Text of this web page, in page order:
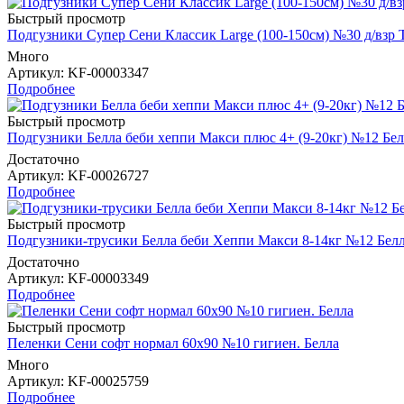
Быстрый просмотр
Подгузники Супер Сени Классик Large (100-150см) №30 д/
Много
Артикул: KF-00003347
Подробнее
Быстрый просмотр
Подгузники Белла беби хеппи Макси плюс 4+ (9-20кг) №12
Достаточно
Артикул: KF-00026727
Подробнее
Быстрый просмотр
Подгузники-трусики Белла беби Хеппи Макси 8-14кг №12
Достаточно
Артикул: KF-00003349
Подробнее
Быстрый просмотр
Пеленки Сени софт нормал 60х90 №10 гигиен. Белла
Много
Артикул: KF-00025759
Подробнее